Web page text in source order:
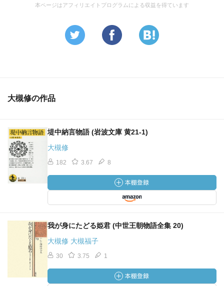
本ページはアフィリエイトプログラムによる収益を得ています
大槻修の作品
堤中納言物語 (岩波文庫 黄21-1)
大槻修
182 3.67 8
我が身にたどる姫君 (中世王朝物語全集 20)
大槻修 大槻福子
30 3.75 1